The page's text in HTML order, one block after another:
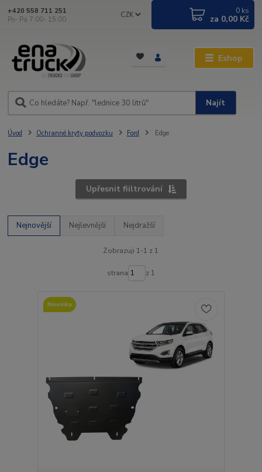
Eshop
CZK
Najít
+420 558 711 251
Po- Pá 7:00- 15:00
0 ks
za 0,00 Kč
Úvod Ochranné kryty podvozku Ford Edge
Edge
Upřesnit fiiltrování
Nejnovější Nejlevnější Nejdražší
Zobrazuji 1-1 z 1
strana z 1
Novinka